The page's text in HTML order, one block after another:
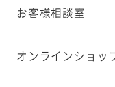
料理の基本
特集レシピ
新商品・リニュ
販売終了商品一
体験・エンタメ
マヨテラス（見
お客様相談室
お客様相談室ト
オンラインショッ